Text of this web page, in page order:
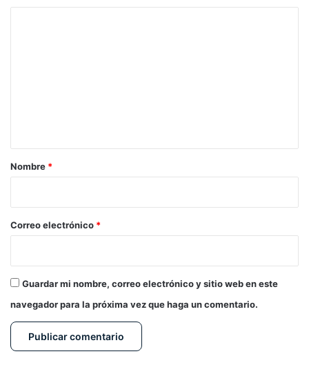
r
*
Nombre *
Correo electrónico *
Guardar mi nombre, correo electrónico y sitio web en este
navegador para la próxima vez que haga un comentario.